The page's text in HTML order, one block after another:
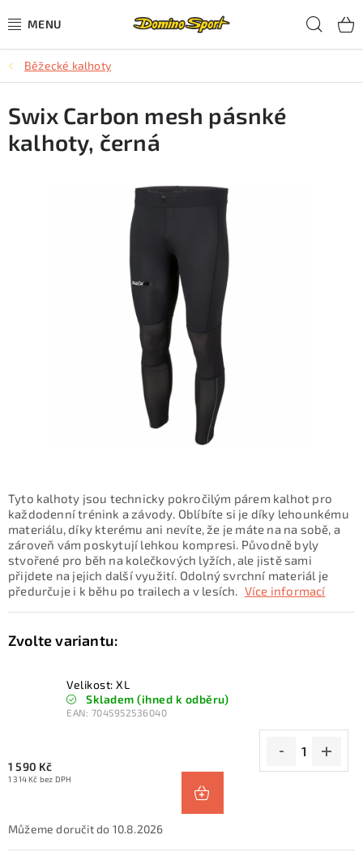
na
CYKLISTIKA
SJEZDOVÉ LYŽOVÁNÍ
SKIALPOVÉ LYŽOVÁNÍ
Běžecké kalhoty
Tyto kalhoty jsou technicky pokročilým párem kalhot pro
každodenní trénink a závody. Oblíbíte si je díky lehounkému
materiálu, díky kterému ani nevíte, že je máte na na sobě, a
zároveň vám poskytují lehkou kompresi. Původně byly
stvořené pro běh na kolečkových lyžích, ale jistě sami
přijdete na jejich další využití. Odolný svrchní materiál je
předurčuje i k běhu po trailech a v lesích. Více informací
Velikost: XL
Skladem (ihned k odběru)
EAN: 7045952536040
1 590 Kč
1 314 Kč bez DPH
10.8.2026
Swix Carbon mesh pásnké
kalhoty, černá